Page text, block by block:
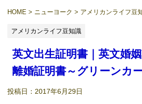
HOME > ニューヨーク > アメリカンライフ豆
アメリカンライフ豆知識
英文出生証明書｜英文婚
離婚証明書～グリーンカ
投稿日： 2017年6月29日